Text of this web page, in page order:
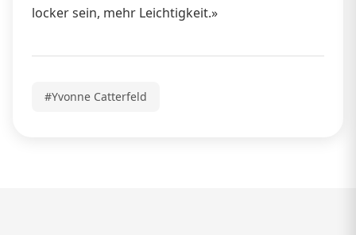
locker sein, mehr Leichtigkeit.»
#Yvonne Catterfeld